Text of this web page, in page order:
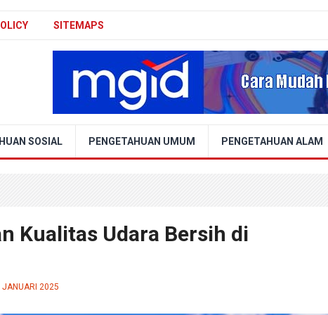
SITEMAPS
SOSIAL PENGETAHUAN UMUM PENGETAHUAN ALAM
Kualitas Udara Bersih di
JANUARI 2025